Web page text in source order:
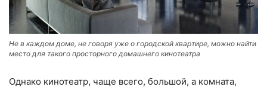
Не в каждом доме, не говоря уже о городской квартире, можно найти
место для такого просторного домашнего кинотеатра
Однако кинотеатр, чаще всего, большой, а комната,